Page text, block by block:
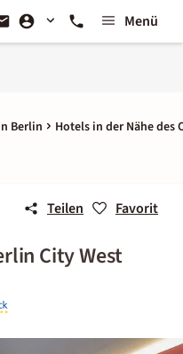
Menü
Berlin Hotels in der Nähe
Teilen Favorit
City West